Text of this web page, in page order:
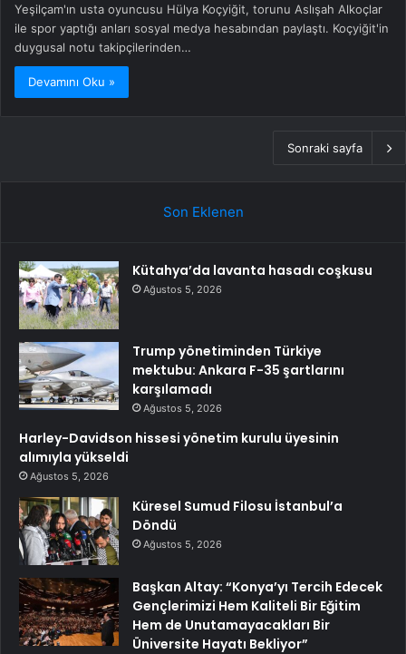
Yeşilçam'ın usta oyuncusu Hülya Koçyiğit, torunu Aslışah Alkoçlar
ile spor yaptığı anları sosyal medya hesabından paylaştı. Koçyiğit'in
duygusal notu takipçilerinden…
Devamını Oku »
Sonraki sayfa
Son Eklenen
Kütahya’da lavanta hasadı coşkusu
Ağustos 5, 2026
Trump yönetiminden Türkiye
mektubu: Ankara F-35 şartlarını
karşılamadı
Ağustos 5, 2026
Harley-Davidson hissesi yönetim kurulu üyesinin
alımıyla yükseldi
Ağustos 5, 2026
Küresel Sumud Filosu İstanbul’a
Döndü
Ağustos 5, 2026
Başkan Altay: “Konya’yı Tercih Edecek
Gençlerimizi Hem Kaliteli Bir Eğitim
Hem de Unutamayacakları Bir
Üniversite Hayatı Bekliyor”